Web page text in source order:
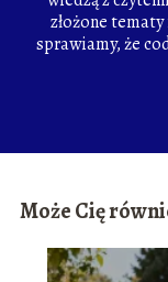
złożone
sprawiamy, że
Może Cię